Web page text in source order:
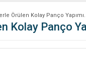
Örülen Kolay Panço Yapımı.
Kolay Panço